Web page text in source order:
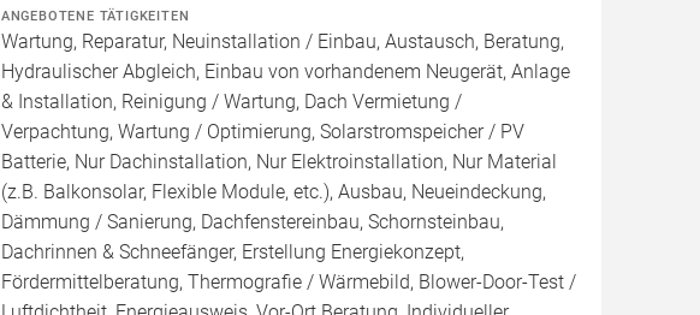
ANGEBOTENE TÄTIGKEITEN
Wartung, Reparatur, Neuinstallation / Einbau, Austausch, Beratung,
Hydraulischer Abgleich, Einbau von vorhandenem Neugerät, Anlage
& Installation, Reinigung / Wartung, Dach Vermietung /
Verpachtung, Wartung / Optimierung, Solarstromspeicher / PV
Batterie, Nur Dachinstallation, Nur Elektroinstallation, Nur Material
(z.B. Balkonsolar, Flexible Module, etc.), Ausbau, Neueindeckung,
Dämmung / Sanierung, Dachfenstereinbau, Schornsteinbau,
Dachrinnen & Schneefänger, Erstellung Energiekonzept,
Fördermittelberatung, Thermografie / Wärmebild, Blower-Door-Test /